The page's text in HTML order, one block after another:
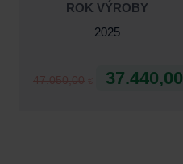
ROK VÝROBY
2025
47.050,00 € 37.440,00